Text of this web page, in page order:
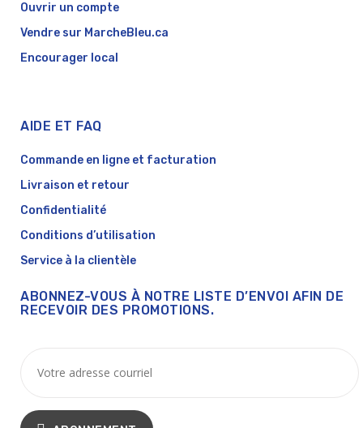
Ouvrir un compte
Vendre sur MarcheBleu.ca
Encourager local
AIDE ET FAQ
Commande en ligne et facturation
Livraison et retour
Confidentialité
Conditions d’utilisation
Service à la clientèle
ABONNEZ-VOUS À NOTRE LISTE D’ENVOI AFIN DE
RECEVOIR DES PROMOTIONS.